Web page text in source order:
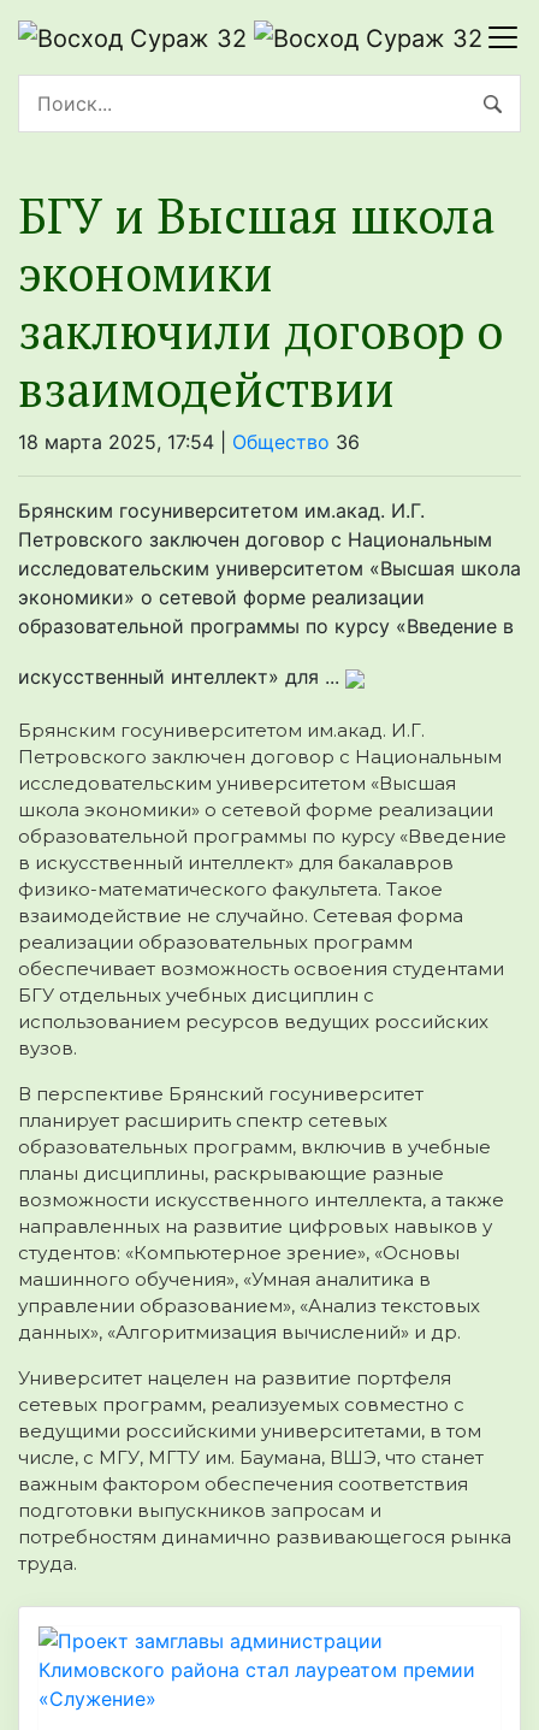
БГУ и Высшая школа
экономики
заключили договор о
взаимодействии
18 марта 2025, 17:54 | Общество 36
Брянским госуниверситетом им.акад. И.Г.
Петровского заключен договор с Национальным
исследовательским университетом «Высшая школа
экономики» о сетевой форме реализации
образовательной программы по курсу «Введение в
искусственный интеллект» для ...
Брянским госуниверситетом им.акад. И.Г.
Петровского заключен договор с Национальным
исследовательским университетом «Высшая
школа экономики» о сетевой форме реализации
образовательной программы по курсу «Введение
в искусственный интеллект» для бакалавров
физико-математического факультета. Такое
взаимодействие не случайно. Сетевая форма
реализации образовательных программ
обеспечивает возможность освоения студентами
БГУ отдельных учебных дисциплин с
использованием ресурсов ведущих российских
вузов.
В перспективе Брянский госуниверситет
планирует расширить спектр сетевых
образовательных программ, включив в учебные
планы дисциплины, раскрывающие разные
возможности искусственного интеллекта, а также
направленных на развитие цифровых навыков у
студентов: «Компьютерное зрение», «Основы
машинного обучения», «Умная аналитика в
управлении образованием», «Анализ текстовых
данных», «Алгоритмизация вычислений» и др.
Университет нацелен на развитие портфеля
сетевых программ, реализуемых совместно с
ведущими российскими университетами, в том
числе, с МГУ, МГТУ им. Баумана, ВШЭ, что станет
важным фактором обеспечения соответствия
подготовки выпускников запросам и
потребностям динамично развивающегося рынка
труда.